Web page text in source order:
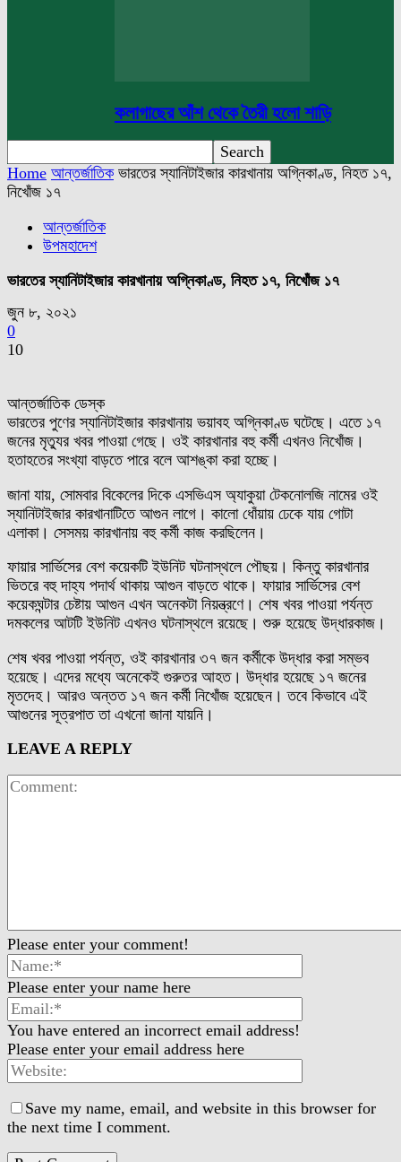
কলাগাছের আঁশ থেকে তৈরী হলো শাড়ি
Home আন্তর্জাতিক ভারতের স্যানিটাইজার কারখানায় অগ্নিকাণ্ড, নিহত ১৭,
নিখোঁজ ১৭
আন্তর্জাতিক
উপমহাদেশ
ভারতের স্যানিটাইজার কারখানায় অগ্নিকাণ্ড, নিহত ১৭, নিখোঁজ ১৭
জুন ৮, ২০২১
0
10
আন্তর্জাতিক ডেস্ক
ভারতের পুণের স্যানিটাইজার কারখানায় ভয়াবহ অগ্নিকাণ্ড ঘটেছে। এতে ১৭
জনের মৃত্যুর খবর পাওয়া গেছে। ওই কারখানার বহু কর্মী এখনও নিখোঁজ।
হতাহতের সংখ্যা বাড়তে পারে বলে আশঙ্কা করা হচ্ছে।
জানা যায়, সোমবার বিকেলের দিকে এসভিএস অ্যাকুয়া টেকনোলজি নামের ওই
স্যানিটাইজার কারখানাটিতে আগুন লাগে। কালো ধোঁয়ায় ঢেকে যায় গোটা
এলাকা। সেসময় কারখানায় বহু কর্মী কাজ করছিলেন।
ফায়ার সার্ভিসের বেশ কয়েকটি ইউনিট ঘটনাস্থলে পৌছয়। কিন্তু কারখানার
ভিতরে বহু দাহ্য পদার্থ থাকায় আগুন বাড়তে থাকে। ফায়ার সার্ভিসের বেশ
কয়েকঘন্টার চেষ্টায় আগুন এখন অনেকটা নিয়ন্ত্রণে। শেষ খবর পাওয়া পর্যন্ত
দমকলের আটটি ইউনিট এখনও ঘটনাস্থলে রয়েছে। শুরু হয়েছে উদ্ধারকাজ।
শেষ খবর পাওয়া পর্যন্ত, ওই কারখানার ৩৭ জন কর্মীকে উদ্ধার করা সম্ভব
হয়েছে। এদের মধ্যে অনেকেই গুরুতর আহত। উদ্ধার হয়েছে ১৭ জনের
মৃতদেহ। আরও অন্তত ১৭ জন কর্মী নিখোঁজ হয়েছেন। তবে কিভাবে এই
আগুনের সূত্রপাত তা এখনো জানা যায়নি।
LEAVE A REPLY
Please enter your comment!
Please enter your name here
You have entered an incorrect email address!
Please enter your email address here
Save my name, email, and website in this browser for
the next time I comment.